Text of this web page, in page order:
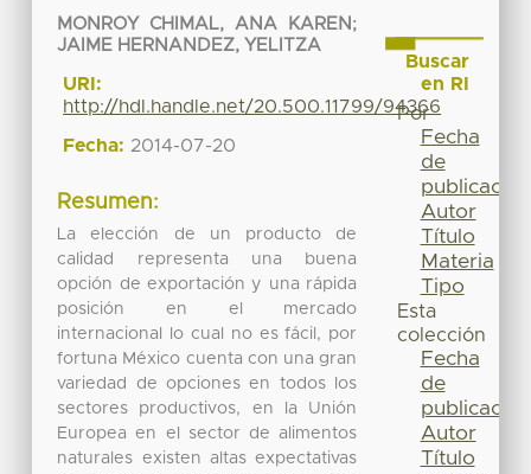
MONROY CHIMAL, ANA KAREN ;
JAIME HERNANDEZ, YELITZA
URI:
http://hdl.handle.net/20.500.11799/94366
Fecha: 2014-07-20
Resumen:
La elección de un producto de
calidad representa una buena
opción de exportación y una rápida
posición en el mercado
internacional lo cual no es fácil, por
fortuna México cuenta con una gran
variedad de opciones en todos los
sectores productivos, en la Unión
Europea en el sector de alimentos
naturales existen altas expectativas
Buscar
en RI
Por
Fecha
de
publicación
Autor
Título
Materia
Tipo
Esta
colección
Fecha
de
publicación
Autor
Título